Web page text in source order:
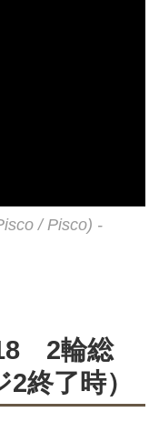
/ Pisco) -
2輪総
終了時）